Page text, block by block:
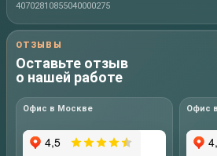
40702810855040000275
ОТЗЫВЫ
Оставьте отзыв
о нашей работе
Офис в Москве Офис